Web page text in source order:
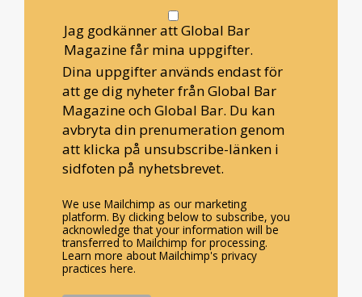
Jag godkänner att Global Bar
Magazine får mina uppgifter.
Dina uppgifter används endast för
att ge dig nyheter från Global Bar
Magazine och Global Bar. Du kan
avbryta din prenumeration genom
att klicka på unsubscribe-länken i
sidfoten på nyhetsbrevet.
We use Mailchimp as our marketing
platform. By clicking below to subscribe, you
acknowledge that your information will be
transferred to Mailchimp for processing.
Learn more about Mailchimp's privacy
practices here.